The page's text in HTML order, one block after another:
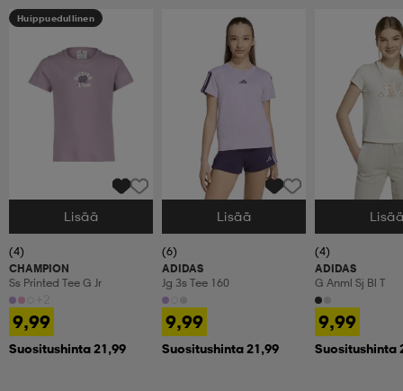
Huippuedullinen
Valitse Koko
Lisää
(4)
CHAMPION
Ss Printed Tee G Jr
9,99
Suositushinta 21,99
Valitse Koko
Lisää
(6)
ADIDAS
Jg 3s Tee 160
9,99
Suositushinta 21,99
Valitse Koko
(4)
ADIDAS
G Anml Sj Bl T
9,99
Suositushinta